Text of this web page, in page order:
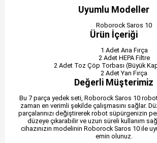
Uyumlu Modeller
Roborock Saros 10
Ürün İçeriği
1 Adet Ana Fırça
2 Adet HEPA Filtre
2 Adet Toz Çöp Torbası (Büyük
2 Adet Yan Fırça
Değerli Müşterimiz
Bu 7 parça yedek seti, Roborock Saros 10
zaman en verimli şekilde çalışmasını sağlar.
parçalarınızı değiştirerek robot süpürgenizin
düzeye çıkarabilir ve uzun süreli kullanım
cihazınızın modelinin Roborock Saros 10 ile
emin olunuz.